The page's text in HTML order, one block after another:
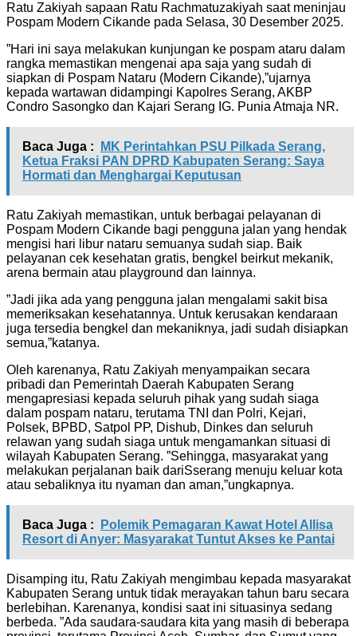
Ratu Zakiyah sapaan Ratu Rachmatuzakiyah saat meninjau
Pospam Modern Cikande pada Selasa, 30 Desember 2025.
”Hari ini saya melakukan kunjungan ke pospam ataru dalam
rangka memastikan mengenai apa saja yang sudah di
siapkan di Pospam Nataru (Modern Cikande),”ujarnya
kepada wartawan didampingi Kapolres Serang, AKBP
Condro Sasongko dan Kajari Serang IG. Punia Atmaja NR.
Baca Juga :
MK Perintahkan PSU Pilkada Serang,
Ketua Fraksi PAN DPRD Kabupaten Serang: Saya
Hormati dan Menghargai Keputusan
Ratu Zakiyah memastikan, untuk berbagai pelayanan di
Pospam Modern Cikande bagi pengguna jalan yang hendak
mengisi hari libur nataru semuanya sudah siap. Baik
pelayanan cek kesehatan gratis, bengkel beirkut mekanik,
arena bermain atau playground dan lainnya.
”Jadi jika ada yang pengguna jalan mengalami sakit bisa
memeriksakan kesehatannya. Untuk kerusakan kendaraan
juga tersedia bengkel dan mekaniknya, jadi sudah disiapkan
semua,”katanya.
Oleh karenanya, Ratu Zakiyah menyampaikan secara
pribadi dan Pemerintah Daerah Kabupaten Serang
mengapresiasi kepada seluruh pihak yang sudah siaga
dalam pospam nataru, terutama TNI dan Polri, Kejari,
Polsek, BPBD, Satpol PP, Dishub, Dinkes dan seluruh
relawan yang sudah siaga untuk mengamankan situasi di
wilayah Kabupaten Serang. ”Sehingga, masyarakat yang
melakukan perjalanan baik dariSserang menuju keluar kota
atau sebaliknya itu nyaman dan aman,”ungkapnya.
Baca Juga :
Polemik Pemagaran Kawat Hotel Allisa
Resort di Anyer: Masyarakat Tuntut Akses ke Pantai
Disamping itu, Ratu Zakiyah mengimbau kepada masyarakat
Kabupaten Serang untuk tidak merayakan tahun baru secara
berlebihan. Karenanya, kondisi saat ini situasinya sedang
berbeda. ”Ada saudara-saudara kita yang masih di beberapa